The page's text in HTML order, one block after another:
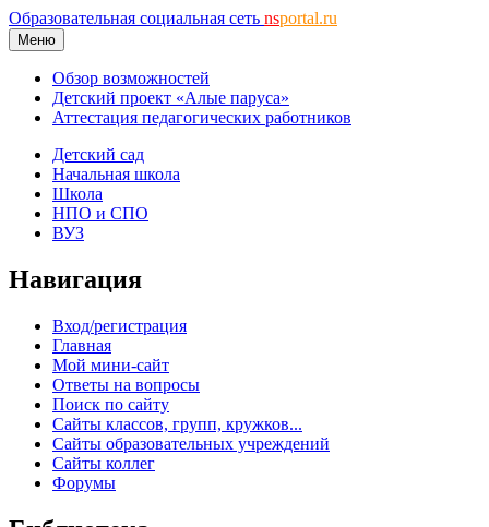
Образовательная социальная сеть nsportal.ru
Меню
Обзор возможностей
Детский проект «Алые паруса»
Аттестация педагогических работников
Детский сад
Начальная школа
Школа
НПО и СПО
ВУЗ
Навигация
Вход/регистрация
Главная
Мой мини-сайт
Ответы на вопросы
Поиск по сайту
Сайты классов, групп, кружков...
Сайты образовательных учреждений
Сайты коллег
Форумы